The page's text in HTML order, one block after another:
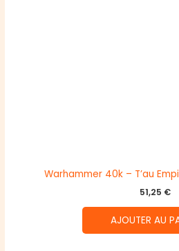
Warhammer 40k – T’au
51,25 €
AJOUTER AU